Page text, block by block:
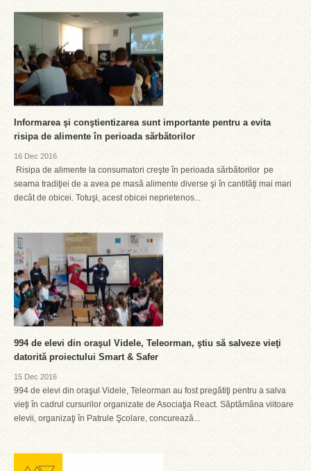
Informarea şi conştientizarea sunt importante pentru a evita
risipa de alimente în perioada sărbătorilor
16 Dec 2016
Risipa de alimente la consumatori creşte în perioada sărbătorilor pe
seama tradiţiei de a avea pe masă alimente diverse şi în cantităţi mai mari
decât de obicei. Totuşi, acest obicei neprietenos...
994 de elevi din oraşul Videle, Teleorman, ştiu să salveze vieţi
datorită proiectului Smart & Safer
15 Dec 2016
994 de elevi din oraşul Videle, Teleorman au fost pregătiţi pentru a salva
vieţi în cadrul cursurilor organizate de Asociaţia React. Săptămâna viitoare
elevii, organizaţi în Patrule Şcolare, concurează...